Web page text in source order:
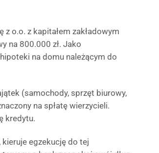
z o.o. z kapitałem zakładowym
na 800.000 zł. Jako
na domu należącym do
(samochody, sprzęt biurowy,
na spłatę wierzycieli.
kredytu.
egzekucję do tej